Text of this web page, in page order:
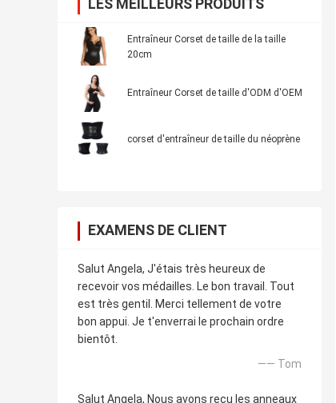
LES MEILLEURS PRODUITS
Entraîneur Corset de taille de la taille
20cm
Entraîneur Corset de taille d'ODM d'OEM
corset d'entraîneur de taille du néoprène
EXAMENS DE CLIENT
Salut Angela, J'étais très heureux de
recevoir vos médailles. Le bon travail. Tout
est très gentil. Merci tellement de votre
bon appui. Je t'enverrai le prochain ordre
bientôt.
—— Tom
Salut Angela, Nous avons reçu les anneaux